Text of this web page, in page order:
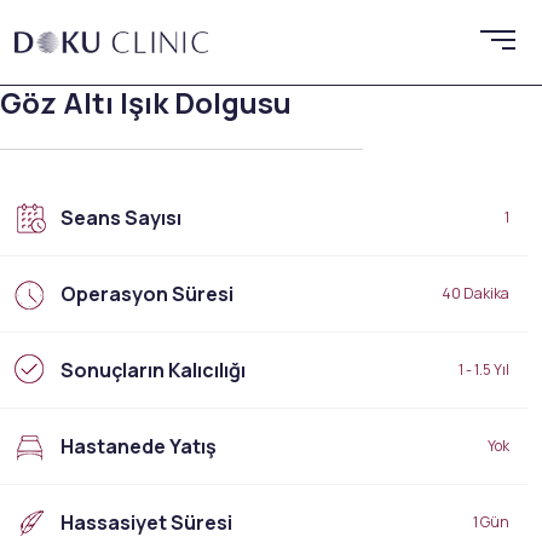
Göz Altı Işık Dolgusu
Seans Sayısı 1
Operasyon Süresi 40 Dakika
Sonuçların Kalıcılığı 1 - 1.5 Yıl
Hastanede Yatış Yok
Hassasiyet Süresi 1 Gün